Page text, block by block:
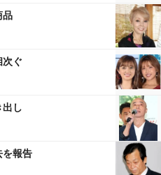
品
ぐ
し
報告